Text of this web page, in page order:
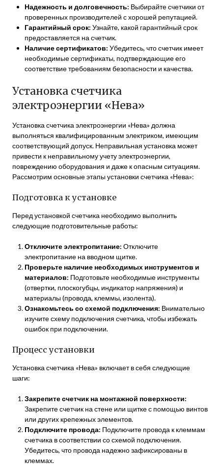
Надежность и долговечность: Выбирайте счетчики от
проверенных производителей с хорошей репутацией.
Гарантийный срок: Узнайте, какой гарантийный срок
предоставляется на счетчик.
Наличие сертификатов: Убедитесь, что счетчик имеет
необходимые сертификаты, подтверждающие его
соответствие требованиям безопасности и качества.
Установка счетчика
электроэнергии «Нева»
Установка счетчика электроэнергии «Нева» должна
выполняться квалифицированным электриком, имеющим
соответствующий допуск. Неправильная установка может
привести к неправильному учету электроэнергии,
повреждению оборудования и даже к опасным ситуациям.
Рассмотрим основные этапы установки счетчика «Нева»:
Подготовка к установке
Перед установкой счетчика необходимо выполнить
следующие подготовительные работы:
Отключите электропитание: Отключите
электропитание на вводном щитке.
Проверьте наличие необходимых инструментов и
материалов: Подготовьте необходимые инструменты
(отвертки, плоскогубцы, индикатор напряжения) и
материалы (провода, клеммы, изолента).
Ознакомьтесь со схемой подключения: Внимательно
изучите схему подключения счетчика, чтобы избежать
ошибок при подключении.
Процесс установки
Установка счетчика «Нева» включает в себя следующие
шаги:
Закрепите счетчик на монтажной поверхности:
Закрепите счетчик на стене или щитке с помощью винтов
или других крепежных элементов.
Подключите провода: Подключите провода к клеммам
счетчика в соответствии со схемой подключения.
Убедитесь, что провода надежно зафиксированы в
клеммах.